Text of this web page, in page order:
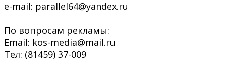
e-mail: parallel64@yandex.ru
По вопросам рекламы:
Email: kos-media@mail.ru
Тел: (81459) 37-009